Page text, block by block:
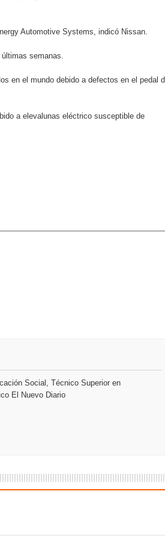
pondrán su sello a la Ceremonia
Dominicana 2026
AAA.do de Moody's Local RD
del sistema financiero nacional
dominicana más taquillera del
Automotive Systems, indicó Nissan.
semanas.
en el mundo debido a defectos en el pedal
a elevalunas eléctrico susceptible de
Social, Técnico Superior en
El Nuevo Diario